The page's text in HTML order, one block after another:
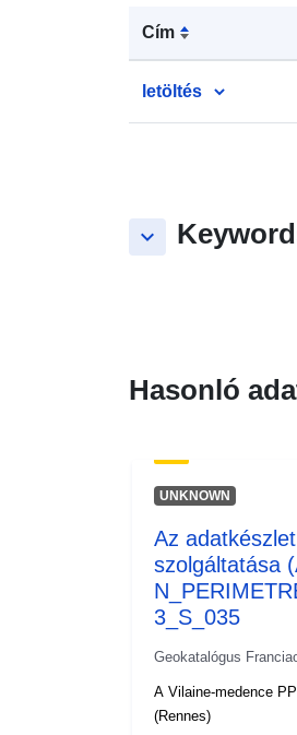
Cím
letöltés
keyboard_arrow_down
Hasonló
UNKNOWN
Az
szolgáltatása
3_S_035
Geokatalógus
A Vilaine-medence
(Rennes)